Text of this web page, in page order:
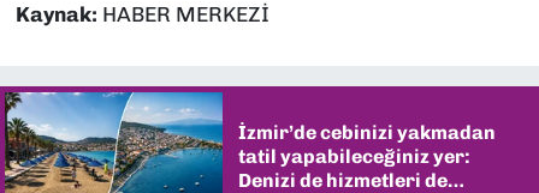
Kaynak: HABER MERKEZİ
İzmir’de cebinizi yakmadan
tatil yapabileceğiniz yer:
Denizi de hizmetleri de